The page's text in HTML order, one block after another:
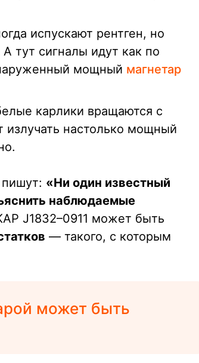
испускают рентген, но
тут сигналы идут как по
мощный магнетар
карлики вращаются с
излучать настолько мощный
«Ни один известный
наблюдаемые
J1832–0911 может быть
— такого, с которым
может быть